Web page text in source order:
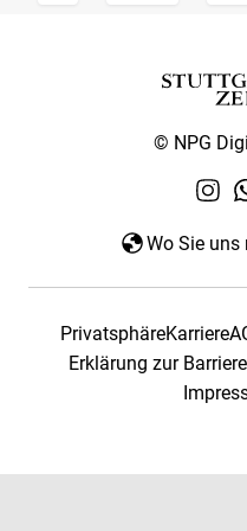
© NPG
Wo Sie
PrivatsphäreKarriere
Erklärung zur